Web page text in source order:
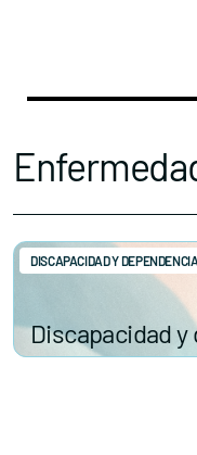
Discapacidad
DISCAPACIDAD Y DEPENDENCIA